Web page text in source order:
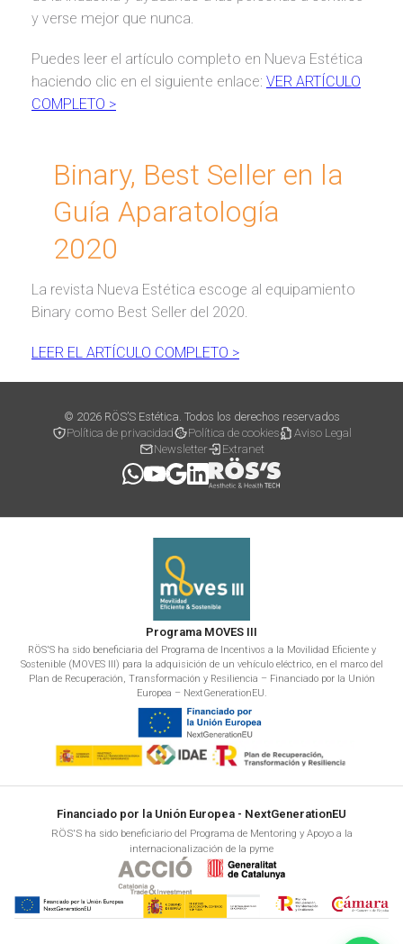
y verse mejor que nunca.
Puedes leer el artículo completo en Nueva Estética
haciendo clic en el siguiente enlace: VER ARTÍCULO
COMPLETO >
Binary, Best Seller en la
Guía Aparatología
2020
La revista Nueva Estética escoge al equipamiento
Binary como Best Seller del 2020.
LEER EL ARTÍCULO COMPLETO >
© 2026 RÖS’S Estética. Todos los derechos reservados
Política de privacidad
Política de cookies
Aviso Legal
Newsletter
Extranet
Programa MOVES III
RÖS'S ha sido beneficiaria del Programa de Incentivos a la Movilidad Eficiente y
Sostenible (MOVES III) para la adquisición de un vehículo eléctrico, en el marco del
Plan de Recuperación, Transformación y Resiliencia – Financiado por la Unión
Europea – NextGenerationEU.
Financiado por la Unión Europea - NextGenerationEU
RÖS'S ha sido beneficiario del Programa de Mentoring y Apoyo a la
internacionalización de la pyme